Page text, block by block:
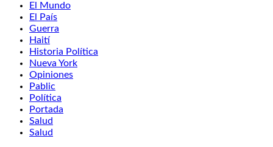
El Mundo
El País
Guerra
Haití
Historia Política
Nueva York
Opiniones
Pablic
Política
Portada
Salud
Salud